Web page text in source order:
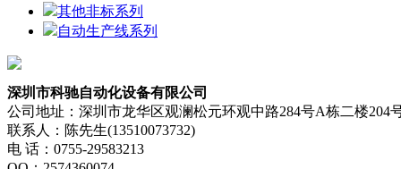
其他非标系列
自动生产线系列
深圳市科驰自动化设备有限公司
公司地址：深圳市龙华区观澜松元环观中路284号A栋二楼204
联系人：陈先生(13510073732)
电 话：0755-29583213